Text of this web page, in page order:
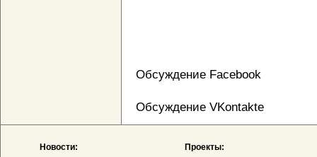
Обсуждение Facebook
Обсуждение VKontakte
Новости: Проекты: